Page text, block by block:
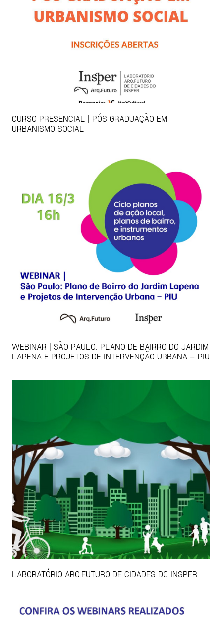
CURSO PRESENCIAL | PÓS GRADUAÇÃO EM
URBANISMO SOCIAL
WEBINAR | SÃO PAULO: PLANO DE BAIRRO DO JARDIM
LAPENA E PROJETOS DE INTERVENÇÃO URBANA – PIU
LABORATÓRIO ARQ.FUTURO DE CIDADES DO INSPER